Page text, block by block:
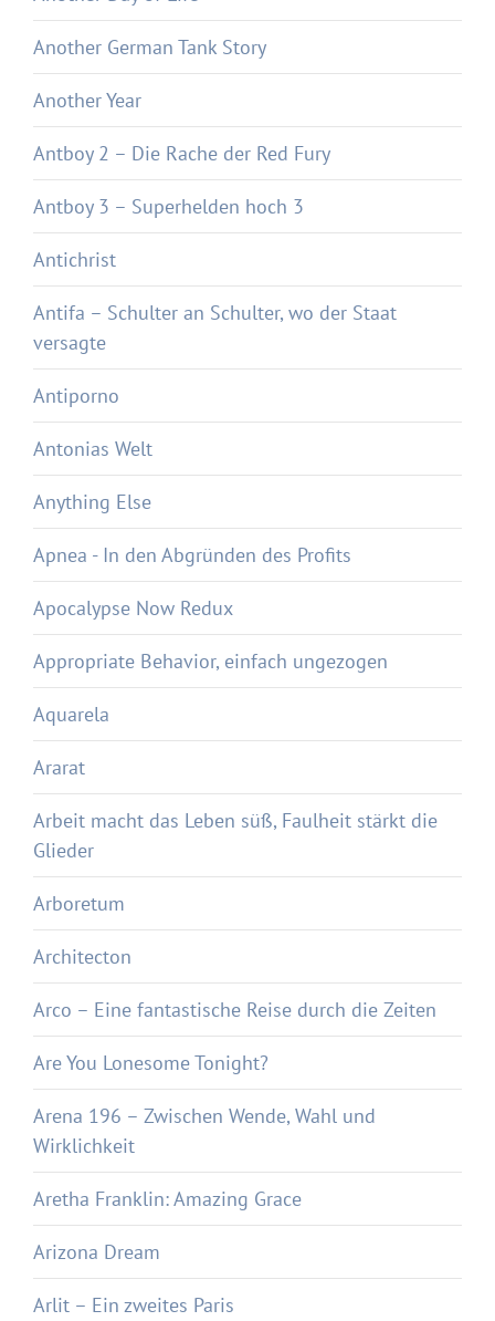
Another German Tank Story
Another Year
Antboy 2 – Die Rache der Red Fury
Antboy 3 – Superhelden hoch 3
Antichrist
Antifa – Schulter an Schulter, wo der Staat
versagte
Antiporno
Antonias Welt
Anything Else
Apnea - In den Abgründen des Profits
Apocalypse Now Redux
Appropriate Behavior, einfach ungezogen
Aquarela
Ararat
Arbeit macht das Leben süß, Faulheit stärkt die
Glieder
Arboretum
Architecton
Arco – Eine fantastische Reise durch die Zeiten
Are You Lonesome Tonight?
Arena 196 – Zwischen Wende, Wahl und
Wirklichkeit
Aretha Franklin: Amazing Grace
Arizona Dream
Arlit – Ein zweites Paris